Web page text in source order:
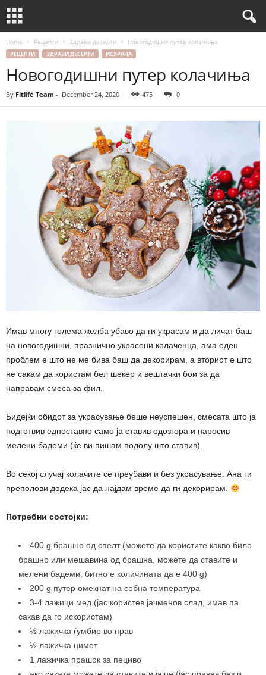
Home Рецепти Здрави десерти Новогодишни путер колачиња
РЕЦЕПТИ ЗДРАВИ ДЕСЕРТИ ИСХРАНА
Новогодишни путер колачиња
By Fitlife Team - December 24, 2020 475 0
Имав многу голема желба убаво да ги украсам и да личат баш
на новогодишни, празнично украсени колаченца, ама еден
проблем е што не ме бива баш да декорирам, а вториот е што
не сакам да користам бел шеќер и вештачки бои за да
направам смеса за фил.
Бидејќи обидот за украсување беше неуспешен, смесата што ја
подготвив едноставно само ја ставив одозгора и наросив
мелени бадеми (ќе ви пишам подолу што ставив).
Во секој случај колачите се преубави и без украсување. Ана ги
преполови додека јас да најдам време да ги декорирам.
Потребни состојки:
400 g брашно од спелт (можете да користите какво било
брашно или мешавина од брашна, можете да ставите и
мелени бадеми, битно е количината да е 400 g)
200 g путер омекнат на собна температура
3-4 лажици мед (јас користев јачменов слад, имав па
сакав да го искористам)
½ лажичка ѓумбир во прав
½ лажичка цимет
1 лажичка прашок за пециво